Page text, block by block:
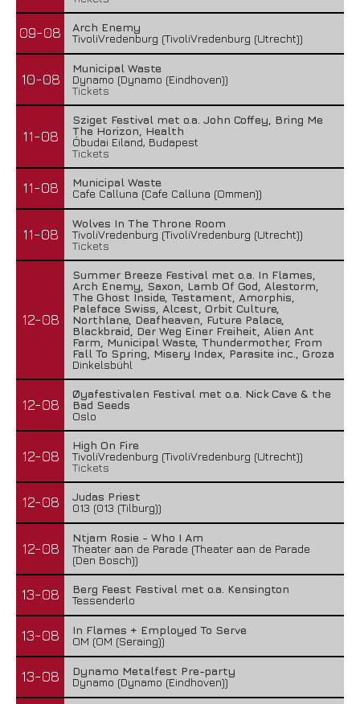
09-08
Arch Enemy
TivoliVredenburg (TivoliVredenburg (Utrecht))
10-08
Municipal Waste
Dynamo (Dynamo (Eindhoven))
Tickets
11-08
Sziget Festival met o.a. John Coffey, Bring Me
The Horizon, Health
Óbudai Eiland, Budapest
Tickets
11-08
Municipal Waste
Cafe Calluna (Cafe Calluna (Ommen))
11-08
Wolves In The Throne Room
TivoliVredenburg (TivoliVredenburg (Utrecht))
Tickets
12-08
Summer Breeze Festival met o.a. In Flames,
Arch Enemy, Saxon, Lamb Of God, Alestorm,
The Ghost Inside, Testament, Amorphis,
Paleface Swiss, Alcest, Orbit Culture,
Northlane, Deafheaven, Future Palace,
Blackbraid, Der Weg Einer Freiheit, Alien Ant
Farm, Municipal Waste, Thundermother, From
Fall To Spring, Misery Index, Parasite inc., Groza
Dinkelsbühl
12-08
Øyafestivalen Festival met o.a. Nick Cave & the
Bad Seeds
Oslo
12-08
High On Fire
TivoliVredenburg (TivoliVredenburg (Utrecht))
Tickets
12-08
Judas Priest
013 (013 (Tilburg))
12-08
Ntjam Rosie - Who I Am
Theater aan de Parade (Theater aan de Parade
(Den Bosch))
13-08
Berg Feest Festival met o.a. Kensington
Tessenderlo
13-08
In Flames + Employed To Serve
OM (OM (Seraing))
13-08
Dynamo Metalfest Pre-party
Dynamo (Dynamo (Eindhoven))